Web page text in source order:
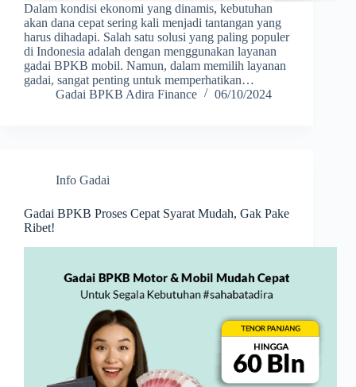
Dalam kondisi ekonomi yang dinamis, kebutuhan
akan dana cepat sering kali menjadi tantangan yang
harus dihadapi. Salah satu solusi yang paling populer
di Indonesia adalah dengan menggunakan layanan
gadai BPKB mobil. Namun, dalam memilih layanan
gadai, sangat penting untuk memperhatikan…
Gadai BPKB Adira Finance
06/10/2024
Info Gadai
Gadai BPKB Proses Cepat Syarat Mudah, Gak Pake
Ribet!